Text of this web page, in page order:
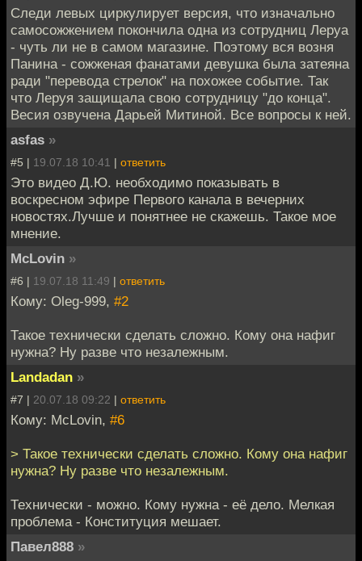
Следи левых циркулирует версия, что изначально
самосожжением покончила одна из сотрудниц Леруа
- чуть ли не в самом магазине. Поэтому вся возня
Панина - сожженая фанатами девушка была затеяна
ради "перевода стрелок" на похожее событие. Так
что Леруя защищала свою сотрудницу "до конца".
Весия озвучена Дарьей Митиной. Все вопросы к ней.
asfas »
#5 | 19.07.18 10:41 | ответить
Это видео Д.Ю. необходимо показывать в
воскресном эфире Первого канала в вечерних
новостях.Лучше и понятнее не скажешь. Такое мое
мнение.
McLovin »
#6 | 19.07.18 11:49 | ответить
Кому: Oleg-999, #2
Такое технически сделать сложно. Кому она нафиг
нужна? Ну разве что незалежным.
Landadan »
#7 | 20.07.18 09:22 | ответить
Кому: McLovin, #6
> Такое технически сделать сложно. Кому она нафиг
нужна? Ну разве что незалежным.
Технически - можно. Кому нужна - её дело. Мелкая
проблема - Конституция мешает.
Павел888 »